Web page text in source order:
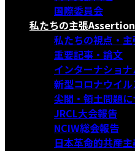
国際委員会
私たちの主張
私たちの視点・
重要記事・論文
インターナショ
新型コロナウイ
尖閣・領土問題
JRCL大会報告
NCIW総会報告
日本革命的共産